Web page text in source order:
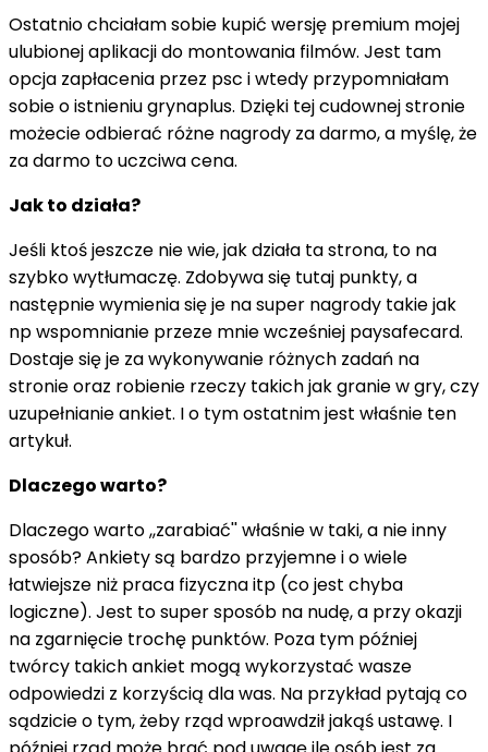
Ostatnio chciałam sobie kupić wersję premium mojej
ulubionej aplikacji do montowania filmów. Jest tam
opcja zapłacenia przez psc i wtedy przypomniałam
sobie o istnieniu grynaplus. Dzięki tej cudownej stronie
możecie odbierać różne nagrody za darmo, a myślę, że
za darmo to uczciwa cena.
Jak to działa?
Jeśli ktoś jeszcze nie wie, jak działa ta strona, to na
szybko wytłumaczę. Zdobywa się tutaj punkty, a
następnie wymienia się je na super nagrody takie jak
np wspomnianie przeze mnie wcześniej paysafecard.
Dostaje się je za wykonywanie różnych zadań na
stronie oraz robienie rzeczy takich jak granie w gry, czy
uzupełnianie ankiet. I o tym ostatnim jest właśnie ten
artykuł.
Dlaczego warto?
Dlaczego warto ,,zarabiać'' właśnie w taki, a nie inny
sposób? Ankiety są bardzo przyjemne i o wiele
łatwiejsze niż praca fizyczna itp (co jest chyba
logiczne). Jest to super sposób na nudę, a przy okazji
na zgarnięcie trochę punktów. Poza tym później
twórcy takich ankiet mogą wykorzystać wasze
odpowiedzi z korzyścią dla was. Na przykład pytają co
sądzicie o tym, żeby rząd wproawdził jakąś ustawę. I